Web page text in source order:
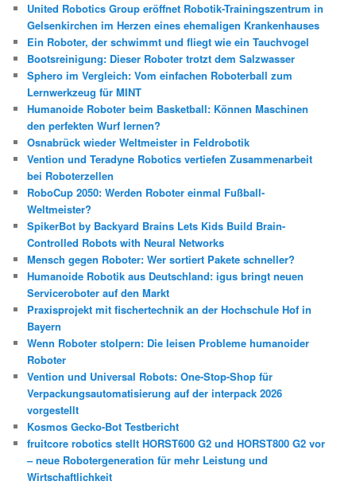
n
United Robotics Group eröffnet Robotik-Trainingszentrum in
Gelsenkirchen im Herzen eines ehemaligen Krankenhauses
Ein Roboter, der schwimmt und fliegt wie ein Tauchvogel
Bootsreinigung: Dieser Roboter trotzt dem Salzwasser
Sphero im Vergleich: Vom einfachen Roboterball zum
Lernwerkzeug für MINT
Humanoide Roboter beim Basketball: Können Maschinen
den perfekten Wurf lernen?
Osnabrück wieder Weltmeister in Feldrobotik
Vention und Teradyne Robotics vertiefen Zusammenarbeit
bei Roboterzellen
RoboCup 2050: Werden Roboter einmal Fußball-
Weltmeister?
SpikerBot by Backyard Brains Lets Kids Build Brain-
Controlled Robots with Neural Networks
Mensch gegen Roboter: Wer sortiert Pakete schneller?
Humanoide Robotik aus Deutschland: igus bringt neuen
Serviceroboter auf den Markt
Praxisprojekt mit fischertechnik an der Hochschule Hof in
Bayern
Wenn Roboter stolpern: Die leisen Probleme humanoider
Roboter
Vention und Universal Robots: One-Stop-Shop für
Verpackungsautomatisierung auf der interpack 2026
vorgestellt
Kosmos Gecko-Bot Testbericht
fruitcore robotics stellt HORST600 G2 und HORST800 G2 vor
– neue Robotergeneration für mehr Leistung und
Wirtschaftlichkeit